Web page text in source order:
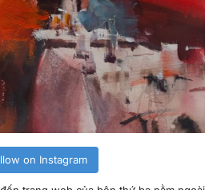
on Instagram